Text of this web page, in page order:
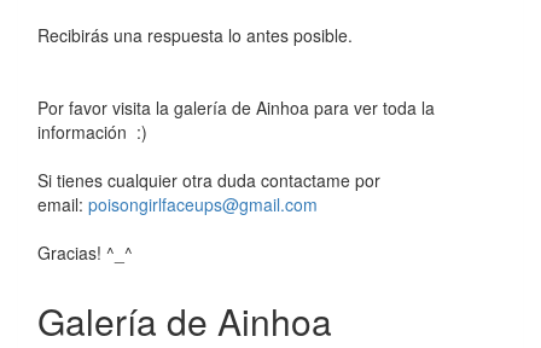
Recibirás una respuesta lo antes posible.
Por favor visita la galería de Ainhoa para ver toda la
información :)
Si tienes cualquier otra duda contactame por
email: poisongirlfaceups@gmail.com
Gracias! ^_^
Galería de Ainhoa